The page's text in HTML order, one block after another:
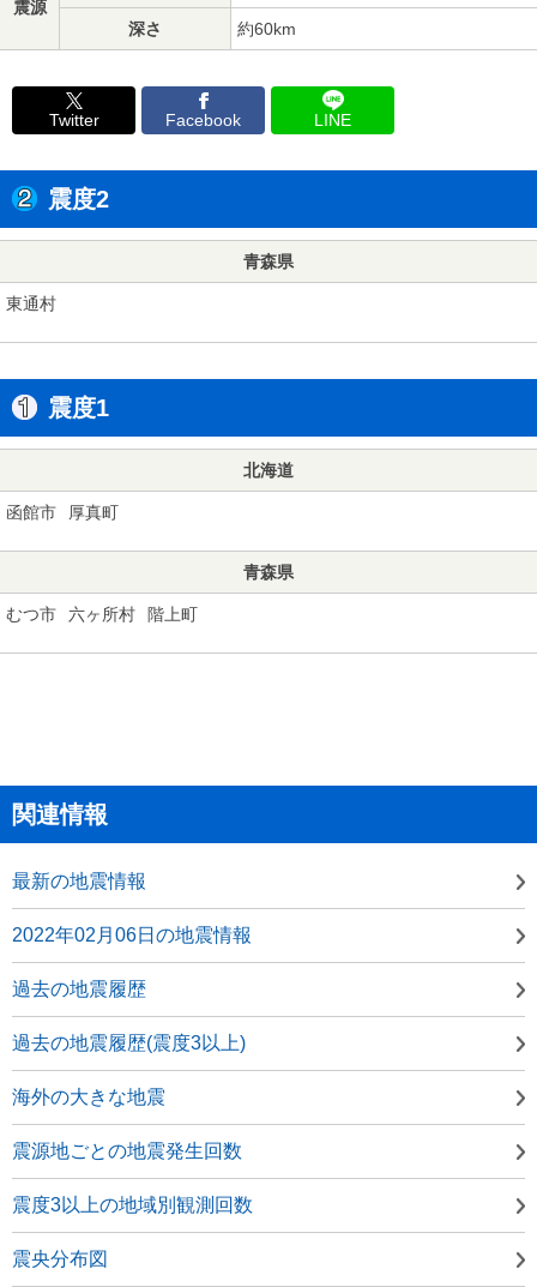
震源
深さ 約60km
Twitter Facebook LINE
震度2
青森県
東通村
震度1
北海道
函館市 厚真町
青森県
むつ市 六ヶ所村 階上町
関連情報
最新の地震情報
2022年02月06日の地震情報
過去の地震履歴
過去の地震履歴(震度3以上)
海外の大きな地震
震源地ごとの地震発生回数
震度3以上の地域別観測回数
震央分布図